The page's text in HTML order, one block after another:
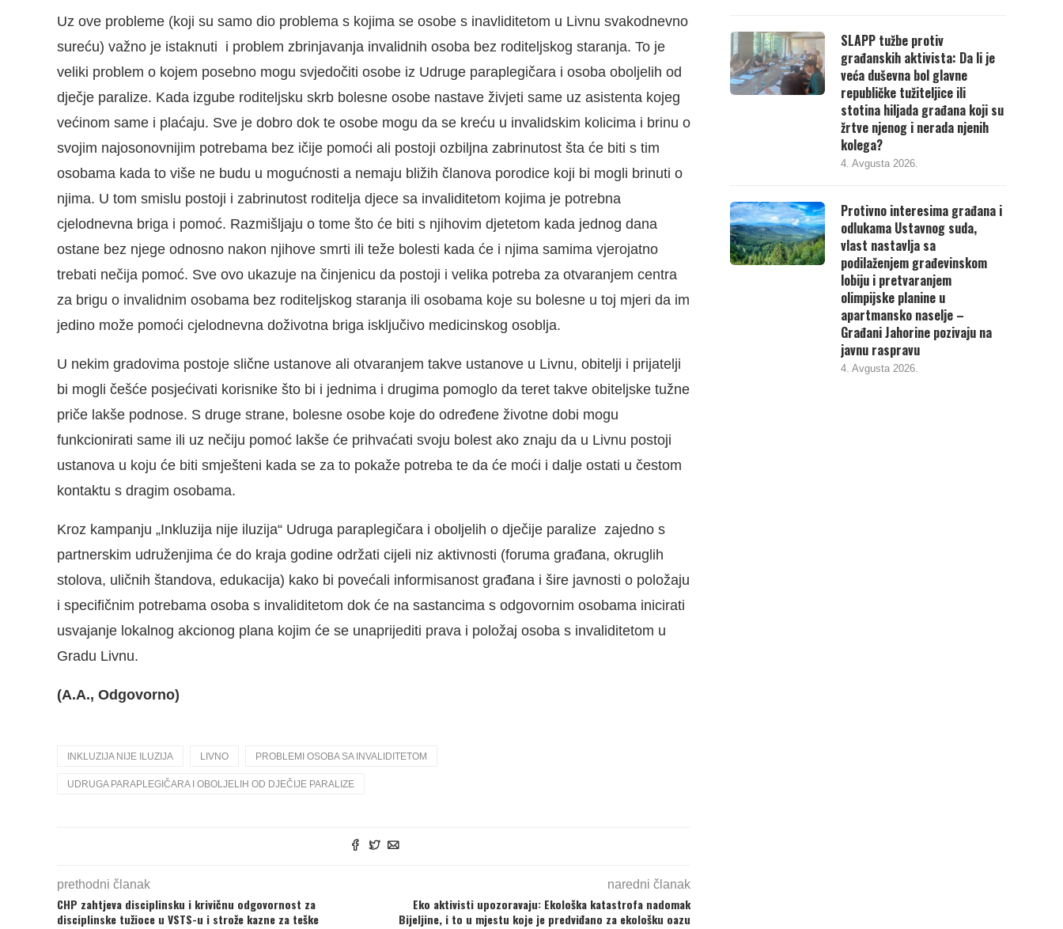
Uz ove probleme (koji su samo dio problema s kojima se osobe s inavliditetom u Livnu svakodnevno
sureću) važno je istaknuti i problem zbrinjavanja invalidnih osoba bez roditeljskog staranja. To je
veliki problem o kojem posebno mogu svjedočiti osobe iz Udruge paraplegičara i osoba oboljelih od
dječje paralize. Kada izgube roditeljsku skrb bolesne osobe nastave živjeti same uz asistenta kojeg
većinom same i plaćaju. Sve je dobro dok te osobe mogu da se kreću u invalidskim kolicima i brinu o
svojim najosonovnijim potrebama bez ičije pomoći ali postoji ozbiljna zabrinutost šta će biti s tim
osobama kada to više ne budu u mogućnosti a nemaju bližih članova porodice koji bi mogli brinuti o
njima. U tom smislu postoji i zabrinutost roditelja djece sa invaliditetom kojima je potrebna
cjelodnevna briga i pomoć. Razmišljaju o tome što će biti s njihovim djetetom kada jednog dana
ostane bez njege odnosno nakon njihove smrti ili teže bolesti kada će i njima samima vjerojatno
trebati nečija pomoć. Sve ovo ukazuje na činjenicu da postoji i velika potreba za otvaranjem centra
za brigu o invalidnim osobama bez roditeljskog staranja ili osobama koje su bolesne u toj mjeri da im
jedino može pomoći cjelodnevna doživotna briga isključivo medicinskog osoblja.
U nekim gradovima postoje slične ustanove ali otvaranjem takve ustanove u Livnu, obitelji i prijatelji
bi mogli češće posjećivati korisnike što bi i jednima i drugima pomoglo da teret takve obiteljske tužne
priče lakše podnose. S druge strane, bolesne osobe koje do određene životne dobi mogu
funkcionirati same ili uz nečiju pomoć lakše će prihvaćati svoju bolest ako znaju da u Livnu postoji
ustanova u koju će biti smješteni kada se za to pokaže potreba te da će moći i dalje ostati u čestom
kontaktu s dragim osobama.
Kroz kampanju „Inkluzija nije iluzija“ Udruga paraplegičara i oboljelih o dječije paralize zajedno s
partnerskim udruženjima će do kraja godine održati cijeli niz aktivnosti (foruma građana, okruglih
stolova, uličnih štandova, edukacija) kako bi povećali informisanost građana i šire javnosti o položaju
i specifičnim potrebama osoba s invaliditetom dok će na sastancima s odgovornim osobama inicirati
usvajanje lokalnog akcionog plana kojim će se unaprijediti prava i položaj osoba s invaliditetom u
Gradu Livnu.
(A.A., Odgovorno)
INKLUZIJA NIJE ILUZIJA LIVNO PROBLEMI OSOBA SA INVALIDITETOM
UDRUGA PARAPLEGIČARA I OBOLJELIH OD DJEČIJE PARALIZE
prethodni članak
CHP zahtjeva disciplinsku i krivičnu odgovornost za
disciplinske tužioce u VSTS-u i strože kazne za teške
naredni članak
Eko aktivisti upozoravaju: Ekološka katastrofa nadomak
Bijeljine, i to u mjestu koje je predviđano za ekološku oazu
SLAPP tužbe protiv
građanskih aktivista: Da li je
veća duševna bol glavne
republičke tužiteljice ili
stotina hiljada građana koji su
žrtve njenog i nerada njenih
kolega?
4. Avgusta 2026.
Protivno interesima građana i
odlukama Ustavnog suda,
vlast nastavlja sa
podilaženjem građevinskom
lobiju i pretvaranjem
olimpijske planine u
apartmansko naselje –
Građani Jahorine pozivaju na
javnu raspravu
4. Avgusta 2026.